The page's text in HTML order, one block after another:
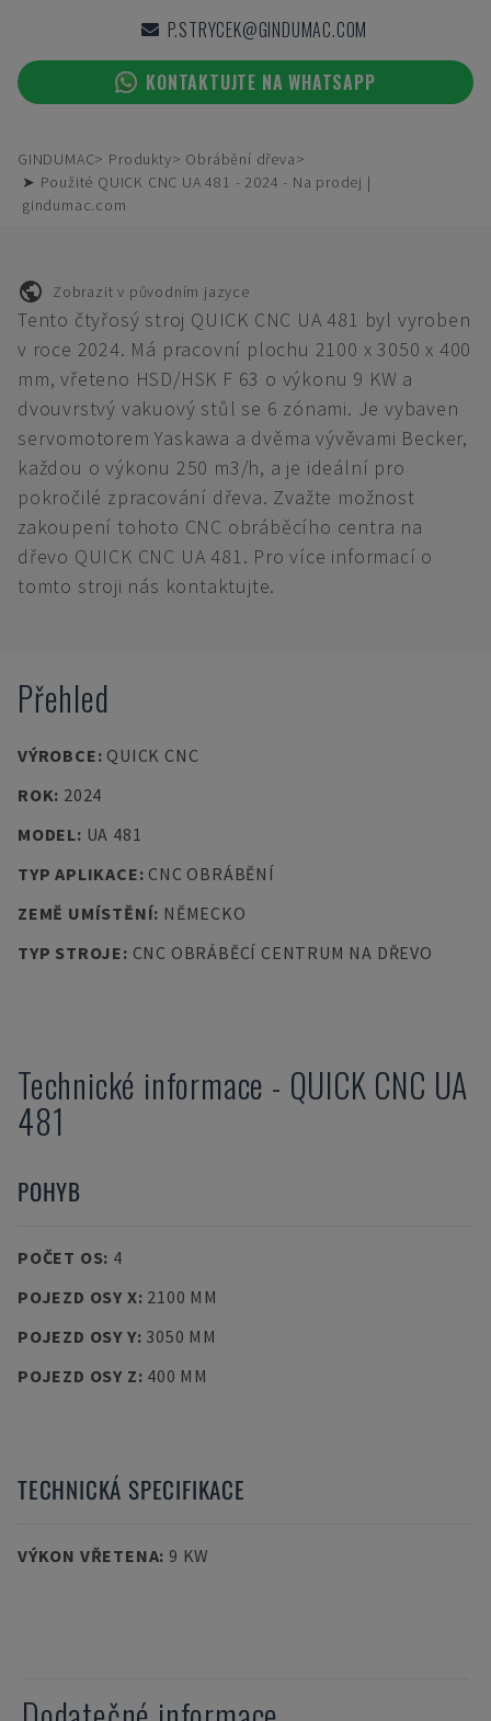
P.STRYCEK@GINDUMAC.COM
KONTAKTUJTE NA WHATSAPP
GINDUMAC Produkty
Obrábění dřeva
➤ Použité QUICK CNC UA 481 - 2024 - Na prodej |
gindumac.com
Zobrazit v původním jazyce
Tento čtyřosý stroj QUICK CNC UA 481 byl vyroben
v roce 2024. Má pracovní plochu 2100 x 3050 x 400
mm, vřeteno HSD/HSK F 63 o výkonu 9 KW a
dvouvrstvý vakuový stůl se 6 zónami. Je vybaven
servomotorem Yaskawa a dvěma vývěvami Becker,
každou o výkonu 250 m3/h, a je ideální pro
pokročilé zpracování dřeva. Zvažte možnost
zakoupení tohoto CNC obráběcího centra na
dřevo QUICK CNC UA 481. Pro více informací o
tomto stroji nás kontaktujte.
Přehled
VÝROBCE: QUICK CNC
ROK: 2024
MODEL: UA 481
TYP APLIKACE: CNC OBRÁBĚNÍ
ZEMĚ UMÍSTĚNÍ: NĚMECKO
TYP STROJE: CNC OBRÁBĚCÍ CENTRUM NA DŘEVO
Technické informace - QUICK CNC UA
481
POHYB
POČET OS: 4
POJEZD OSY X: 2100 MM
POJEZD OSY Y: 3050 MM
POJEZD OSY Z: 400 MM
TECHNICKÁ SPECIFIKACE
VÝKON VŘETENA: 9 KW